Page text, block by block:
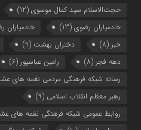
حجت‌الاسلام سید کمال موسوی (12)
خادمیاران رضوی (13)
خبر (8) دختران بهشت (9)
دهه فجر (8) رامین عباسپور (6)
رسانه شبکه فرهنگی مردمی نغمه های
رهبر معظم انقلاب اسلامی (9)
روابط عمومی شبکه فرهنگی نغمه های